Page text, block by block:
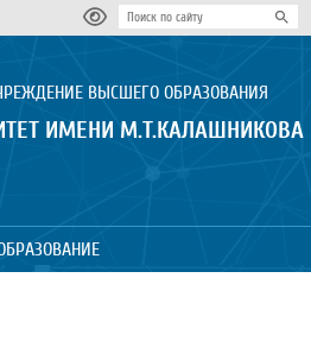
ВЫСШЕГО ОБРАЗОВАНИЯ
ИМЕНИ М.Т.КАЛАШНИКОВА